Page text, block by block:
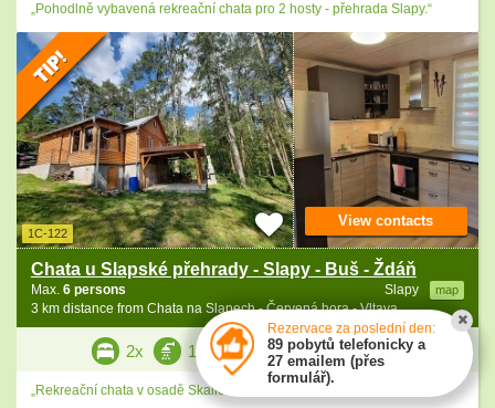
„Pohodlně vybavená rekreační chata pro 2 hosty - přehrada Slapy.“
1C-122
Chata u Slapské přehrady - Slapy - Buš - Ždáň
Slapy map
Max. 6 persons
3 km distance from Chata na Slapech - Červená hora - Vltava
View contacts
2x 1x 1x
Price list
HERE
„Rekreační chata v osadě Skalice - Slapy - Ždáň - Slapská přehrada.“
Rezervace za poslední den:
89 pobytů telefonicky a
27 emailem (přes
formulář).